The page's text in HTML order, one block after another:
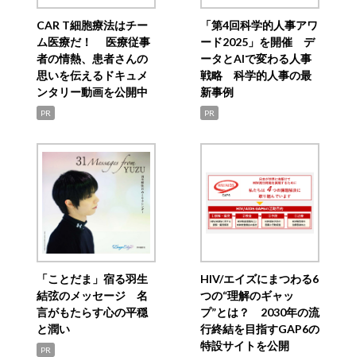
CAR T細胞療法はチー
ム医療だ！ 医療従事
者の情熱、患者さんの
思いを伝えるドキュメ
ンタリー動画を公開中
PR
「第4回科学的人事アワ
ード2025」を開催 デ
ータとAIで変わる人事
戦略 科学的人事の最
新事例
PR
「ことだま」宿る羽生
結弦のメッセージ 名
言がもたらす心の平穏
と潤い
PR
HIV/エイズにまつわる6
つの“理解のギャッ
プ”とは？ 2030年の流
行終結を目指すGAP6の
特設サイトを公開